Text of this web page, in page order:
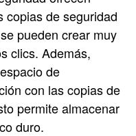
copias de seguridad
se pueden crear muy
clics. Además,
de
con las copias de
permite almacenar
duro.